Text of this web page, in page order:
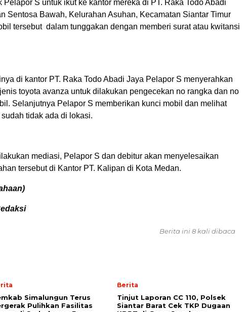
Pelapor S untuk ikut ke kantor mereka di PT. Raka Todo Abadi
Sentosa Bawah, Kelurahan Asuhan, Kecamatan Siantar Timur
tersebut dalam tunggakan dengan memberi surat atau kwitansi
di kantor PT. Raka Todo Abadi Jaya Pelapor S menyerahkan
toyota avanza untuk dilakukan pengecekan no rangka dan no
Selanjutnya Pelapor S memberikan kunci mobil dan melihat
tidak ada di lokasi.
mediasi, Pelapor S dan debitur akan menyelesaikan
tersebut di Kantor PT. Kalipan di Kota Medan.
Berita ini 8 kali dibaca
Simalungun Terus
Pulihkan Fasilitas
Berita
Tinjut Laporan CC 110, Polsek
Siantar Barat Cek TKP Dugaan